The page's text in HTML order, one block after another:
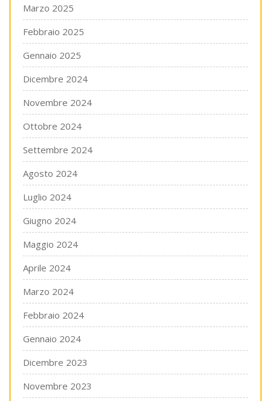
Marzo 2025
Febbraio 2025
Gennaio 2025
Dicembre 2024
Novembre 2024
Ottobre 2024
Settembre 2024
Agosto 2024
Luglio 2024
Giugno 2024
Maggio 2024
Aprile 2024
Marzo 2024
Febbraio 2024
Gennaio 2024
Dicembre 2023
Novembre 2023